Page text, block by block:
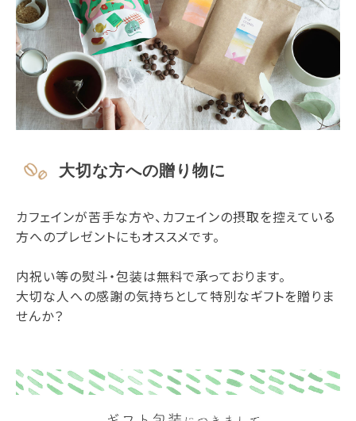
大切な方への贈り物に
カフェインが苦手な方や、カフェインの摂取を控えている
方へのプレゼントにもオススメです。
内祝い等の熨斗・包装は無料で承っております。
大切な人への感謝の気持ちとして特別なギフトを贈りま
せんか？